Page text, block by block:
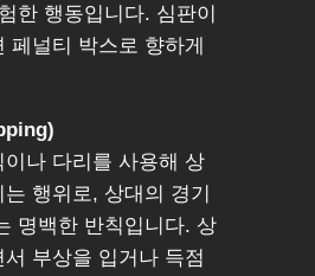
한 행동입니다. 심판이
페널티 박스로 향하게
이나 다리를 사용해 상
행위로, 상대의 경기
명백한 반칙입니다. 상
부상을 입거나 득점